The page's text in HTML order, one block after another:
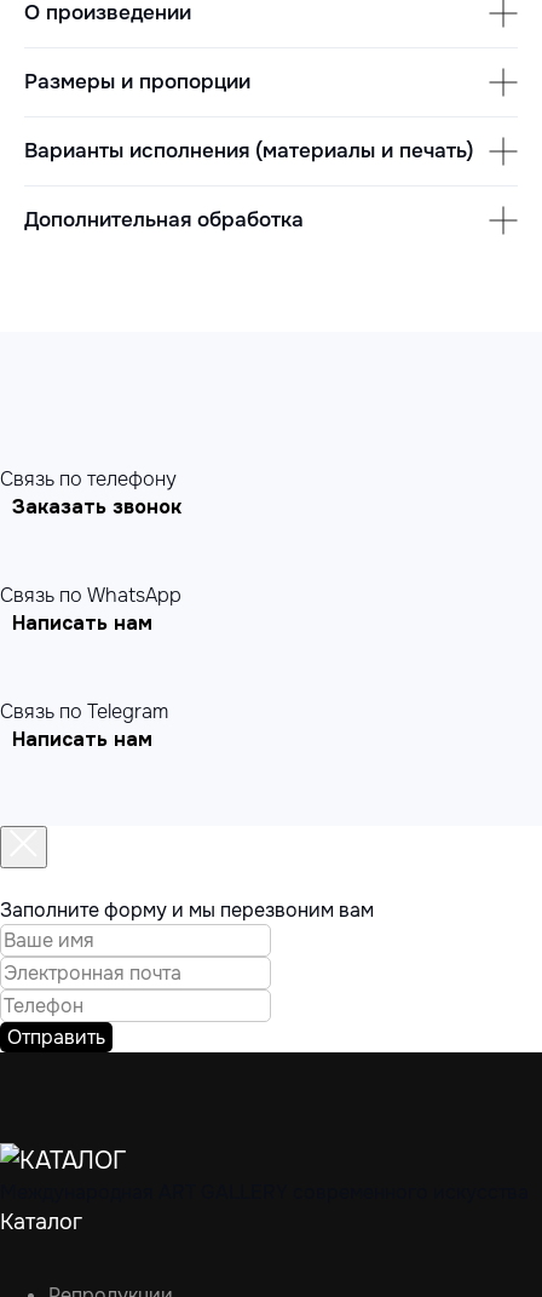
О произведении
Размеры и пропорции
Варианты исполнения (материалы и печать)
Дополнительная обработка
Cвязь по телефону
Заказать звонок
Связь по WhatsApp
Написать нам
Связь по Telegram
Написать нам
Заполните форму и мы перезвоним вам
Отправить
Каталог